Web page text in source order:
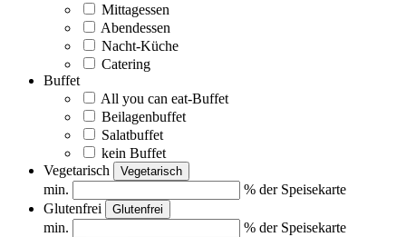
Mittagessen
Abendessen
Nacht-Küche
Catering
Buffet
All you can eat-Buffet
Beilagenbuffet
Salatbuffet
kein Buffet
Vegetarisch
Vegetarisch
min.
% der Speisekarte
Glutenfrei
Glutenfrei
min.
% der Speisekarte